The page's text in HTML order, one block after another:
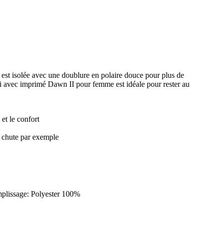
isolée avec une doublure en polaire douce pour plus de
avec imprimé Dawn II pour femme est idéale pour rester au
et le confort
par exemple
Polyester 100%